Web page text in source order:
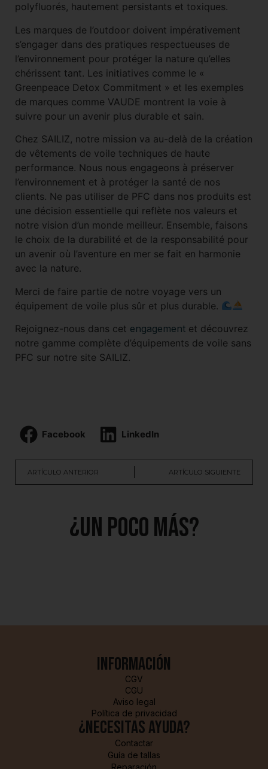
polyfluorés, hautement persistants et toxiques.
Les marques de l’outdoor doivent impérativement
s’engager dans des pratiques respectueuses de
l’environnement pour protéger la nature qu’elles
chérissent tant. Les initiatives comme le «
Greenpeace Detox Commitment » et les exemples
de marques comme VAUDE montrent la voie à
suivre pour un avenir plus durable et sain.
Chez SAILIZ, notre mission va au-delà de la création
de vêtements de voile techniques de haute
performance. Nous nous engageons à préserver
l’environnement et à protéger la santé de nos
clients. Ne pas utiliser de PFC dans nos produits est
une décision essentielle qui reflète nos valeurs et
notre vision d’un monde meilleur. Ensemble, faisons
le choix de la durabilité et de la responsabilité pour
un avenir où l’aventure en mer se fait en harmonie
avec la nature.
Merci de faire partie de notre voyage vers un
équipement de voile plus sûr et plus durable.
Rejoignez-nous dans cet engagement et découvrez
notre gamme complète d’équipements de voile sans
PFC sur notre site SAILIZ.
Facebook LinkedIn
ARTÍCULO ANTERIOR ARTÍCULO SIGUIENTE
¿Un poco más?
Información
CGV
CGU
Aviso legal
Política de privacidad
¿Necesitas ayuda?
Contactar
Guía de tallas